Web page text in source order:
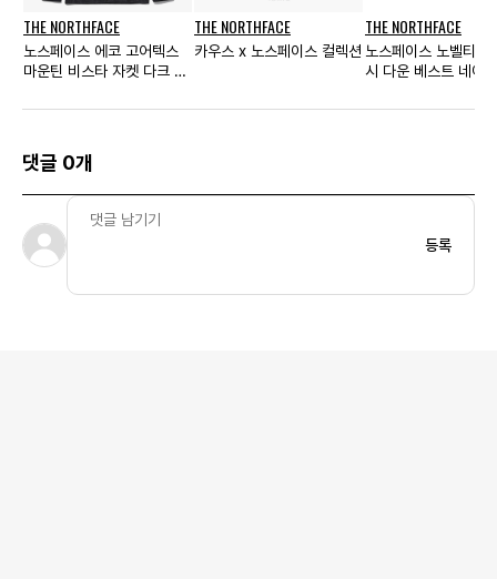
THE NORTHFACE
노스페이스 에코 고어텍스
마운틴 비스타 자켓 다크 그
THE NORTHFACE
카우스 x 노스페이스 컬렉션
THE NORTHFACE
노스페이스 노벨티
시 다운 베스트 네이비
댓글 0개
등록